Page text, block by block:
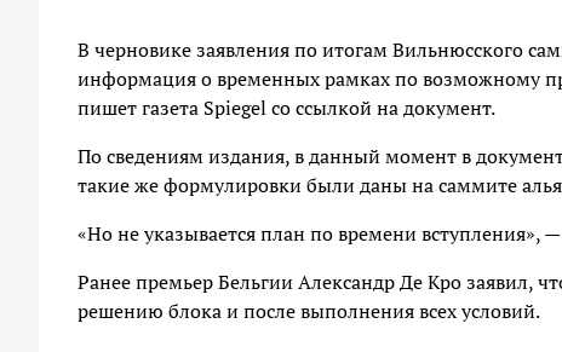
В черновике заявления по итогам Вильнюсского
информация о временных рамках по возможному
пишет газета Spiegel со ссылкой на документ.
По сведениям издания, в данный момент в
такие же формулировки были даны на саммите
«Но не указывается план по времени вступления»,
Ранее премьер Бельгии Александр Де Кро заявил,
решению блока и после выполнения всех условий.